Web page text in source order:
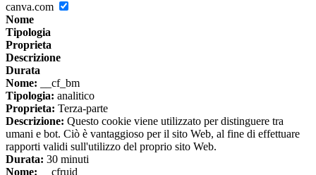
canva.com
Nome
Tipologia
Proprieta
Descrizione
Durata
Nome: __cf_bm
Tipologia: analitico
Proprieta: Terza-parte
Descrizione: Questo cookie viene utilizzato per distinguere tra
umani e bot. Ciò è vantaggioso per il sito Web, al fine di effettuare
rapporti validi sull'utilizzo del proprio sito Web.
Durata: 30 minuti
Nome: __cfruid